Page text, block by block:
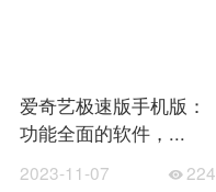
爱奇艺极速版手机版：
功能全面的软件，...
2023-11-07 224